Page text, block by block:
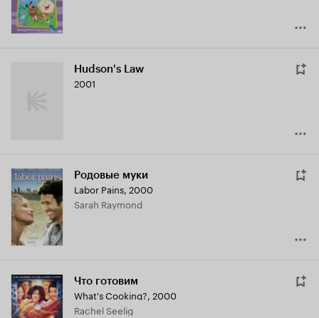
Hudson's Law
2001
Родовые муки
Labor Pains, 2000
Sarah Raymond
Что готовим
What's Cooking?, 2000
Rachel Seelig